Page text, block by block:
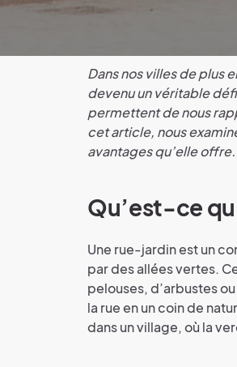
Dans nos villes de plus
devenu un véritable
permettent de nous
cet article, nous
avantages qu’elle offre.
Qu’est-ce
Une rue-jardin est un
par des allées vertes.
pelouses, d’arbustes
la rue en un coin de
dans un village, où la